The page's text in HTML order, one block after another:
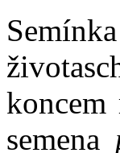
Semínka
semena